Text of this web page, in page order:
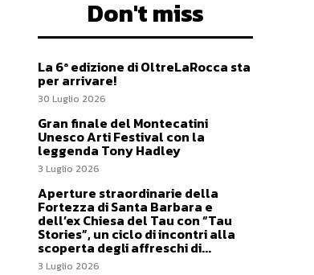
Don't miss
La 6ª edizione di OltreLaRocca sta
per arrivare!
30 Luglio 2026
Gran finale del Montecatini
Unesco Arti Festival con la
leggenda Tony Hadley
3 Luglio 2026
Aperture straordinarie della
Fortezza di Santa Barbara e
dell’ex Chiesa del Tau con “Tau
Stories”, un ciclo di incontri alla
scoperta degli affreschi di...
3 Luglio 2026